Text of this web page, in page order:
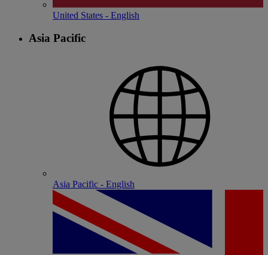
United States - English
Asia Pacific
Asia Pacific - English